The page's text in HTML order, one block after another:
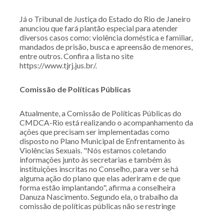
Já o Tribunal de Justiça do Estado do Rio de Janeiro
anunciou que fará plantão especial para atender
diversos casos como: violência doméstica e familiar,
mandados de prisão, busca e apreensão de menores,
entre outros. Confira a lista no site
https://www.tjrj.jus.br/.
Comissão de Políticas Públicas
Atualmente, a Comissão de Políticas Públicas do
CMDCA-Rio está realizando o acompanhamento da
ações que precisam ser implementadas como
disposto no Plano Municipal de Enfrentamento às
Violências Sexuais. "Nós estamos coletando
informações junto às secretarias e também às
instituições inscritas no Conselho, para ver se há
alguma ação do plano que elas aderiram e de que
forma estão implantando", afirma a conselheira
Danuza Nascimento. Segundo ela, o trabalho da
comissão de políticas públicas não se restringe